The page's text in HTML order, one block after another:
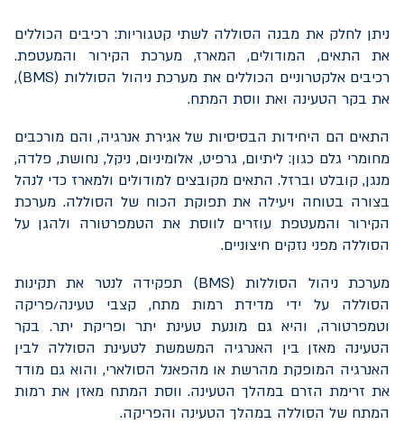
ניתן לחלק את מבנה הסוללה לשתי קטגוריות: רכיבים הכוללים
את התאים, המודולים, המארז, מערכת הקירור והמעטפת.
רכיבים אלקטרוניים הכוללים את מערכת ניהול הסוללות (BMS
),
את בקר הטעינה ואת ווסת המתח.
התאים הם היחידות הבסיסיות של אגירת אנרגיה, והם מורכבים
מחומרי גלם כגון: ליתיום, גרפיט, אלומיניום, ניקל, נחושת, פלדה,
מנגן, קובלט וברזל. התאים מקובצים למודולים ולמארז כדי לנהל
בצורה בטוחה ויעילה את תפוקת הכוח של הסוללה. מערכת
הקירור והמעטפת עוזרים לווסת את הטמפרטורה ולהגן על
הסוללה מפני נזקים חיצוניים.
מערכת ניהול הסוללות (BMS) תפקידה לנטר את תקינות
הסוללה על ידי מדידת רמות מתח, קצבי טעינה/פריקה
וטמפרטורה, והיא גם מונעת טעינת יתר ופריקת יתר. בקר
הטעינה מאזן בין האנרגיה המשמשת לטעינת הסוללה לבין
האנרגיה המופקת מהרשת או מהפאנל הסולארי, והוא גם מודד
את זרימת הזרם במהלך הטעינה. ווסת המתח מאזן את רמות
המתח של הסוללה במהלך הטעינה והפריקה.